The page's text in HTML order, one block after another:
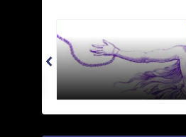
Andromeda - 被鐵鍊鎖